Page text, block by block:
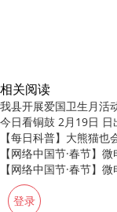
相关阅读
我县开展爱国卫生月活
今日看铜鼓 2月19日 日
【每日科普】大熊猫也
【网络中国节·春节】
【网络中国节·春节】
登录